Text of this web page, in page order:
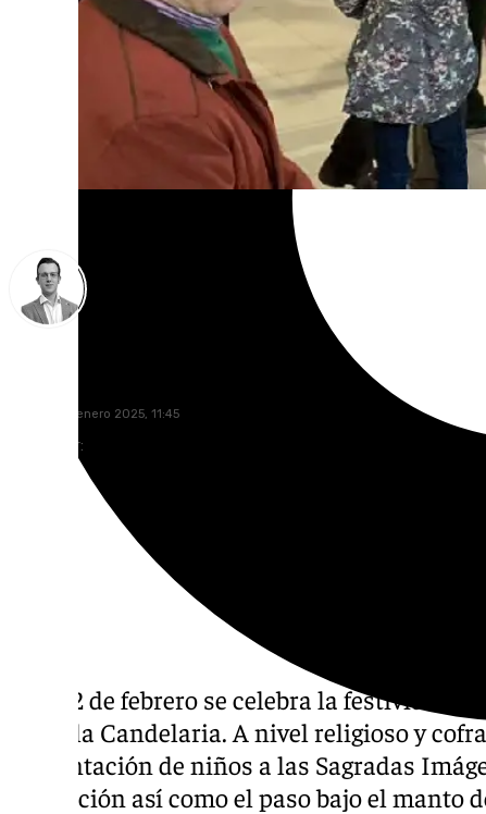
martes, 28 enero 2025, 11:45
Compartir:
Cada 2 de febrero se celebra la festividad
como la Candelaria. A nivel religioso y
presentación de niños a las Sagradas
protección así como el paso bajo el manto